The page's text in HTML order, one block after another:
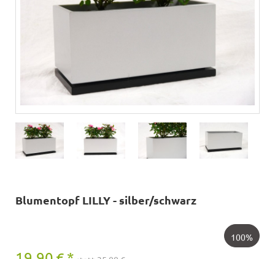
Blumentopf LILLY - silber/schwarz
100%